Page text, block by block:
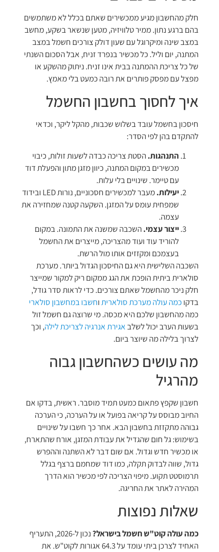
חלק מהחשבון מגיע ממכשירים שאתם בכלל לא משתמשים
בהם ברגע נתון. ממיר טלוויזיה, מטען שנשאר בשקע, מחשב
במצב שינה ומיקרוגל עם שעון דולק צורכים חשמל במצב
המתנה, יום וליל. כל מכשיר בנפרד זניח, אבל הסכום השנתי
של כל צריכת ההמתנה בבית אינו זניח. ניתוק מהשקע או
מפצל עם מפסק פותרים את רובה כמעט בלי מאמץ.
איך לחסוך בחשבון החשמל
חיסכון בחשמל עובד בשלוש שכבות, מהקל ליקר, וכדאי
להתקדם בהן לפי הסדר:
התנהגות.הסטת צריכה כבדה לשעות זולות, כיבוי
מכשירים במקום המתנה, כיוון מזגן מתון והפעלת דוד
עם טיימר. שינויים בלי עלות.
יעילות.
מעבר למכשירים חסכוניים, נורות LED ובידוד
שמפחית עומס על המזגן. השקעה קטנה שמחזירה את
עצמה.
ייצור עצמי.השכבה שמשנה את התמונה. במקום
להוריד עוד ועוד מהצריכה, מייצרים את החשמל
בעצמכם ומקזזים אותו מול הרשת.
השכבה השלישית היא גם החיסכון הגדול ביותר. מערכת
סולארית ביתית הופכת את הגג ממקום ריק למקור שמייצר
חלק ניכר מהחשמל שאתם צורכים. כדי לראות סדר גודל,
בדקו כמה עולה מערכת סולאריתוחשבו במחשבון סולארי
כמה מהחשבון שלכם היא מכסה. מי שרוצה גם חשמל זול
בשעות הערב יכול לשלבאגירת אנרגיה לצריכת לילה, וכך
לצרוך בלילה מה שיוצר ביום.
מה עושים כשהחשבון גבוה
מהרגיל
חשבון שקפץ פתאום כמעט תמיד מוסבר. ראשית, בדקו אם
החיוב מבוסס על קריאה בפועל או על הערכה, כי הערכה
גבוהה מתקזזת בחשבון הבא. אחר כך חשבו על שינויים
בשימוש: גל חום שהגדיל את עבודת המזגן, אורח שהתארח,
או מכשיר חדש וגדול. אם שום דבר לא השתנה וההפרש
גדול, שווה לבדוק תקלה, כמו דוד שמחמם ברצף בגלל
תרמוסטט תקוע. מיפוי הצריכה לפי מכשיר הוא הדרך
המהירה לאתר את החריגה.
שאלות נפוצות
כמה עולה קוט"ש חשמל בישראל?
נכון ל-2026, התעריף
האחיד לצרכן ביתי עומד על 64.3 אגורות לקוט"ש. את